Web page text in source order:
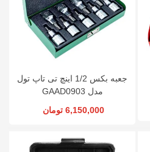
جعبه بکس 1/2 اینچ تی تاپ تول
مدل GAAD0903
6,150,000 تومان